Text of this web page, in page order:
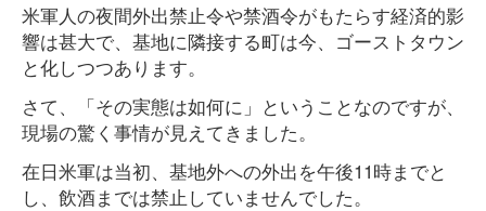
米軍人の夜間外出禁止令や禁酒令がもたらす経済的影
響は甚大で、基地に隣接する町は今、ゴーストタウン
と化しつつあります。
さて、「その実態は如何に」ということなのですが、
現場の驚く事情が見えてきました。
在日米軍は当初、基地外への外出を午後11時までと
し、飲酒までは禁止していませんでした。